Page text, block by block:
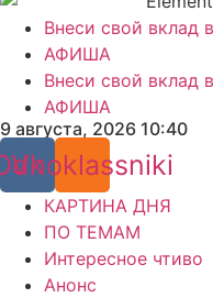
Внеси свой вклад
АФИША
Внеси свой вклад
АФИША
9 августа, 2026 10:40
Vk
КАРТИНА ДНЯ
ПО ТЕМАМ
Интересное чтиво
Анонс